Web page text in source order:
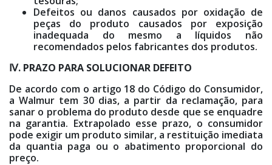
Defeitos ou danos causados por oxidação de
peças do produto causados por exposição
inadequada do mesmo a líquidos não
recomendados pelos fabricantes dos produtos.
Ⅳ. PRAZO PARA SOLUCIONAR DEFEITO
De acordo com o artigo 18 do Código do Consumidor,
a Walmur tem 30 dias, a partir da reclamação, para
sanar o problema do produto desde que se enquadre
na garantia. Extrapolado esse prazo, o consumidor
pode exigir um produto similar, a restituição imediata
da quantia paga ou o abatimento proporcional do
preço.